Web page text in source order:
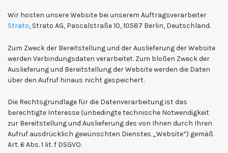
Wir hosten unsere Website bei unserem Auftragsverarbeiter
Strato, Strato AG, Pascalstraße 10, 10587 Berlin, Deutschland.
Zum Zweck der Bereitstellung und der Auslieferung der Website
werden Verbindungsdaten verarbeitet. Zum bloßen Zweck der
Auslieferung und Bereitstellung der Website werden die Daten
über den Aufruf hinaus nicht gespeichert.
Die Rechtsgrundlage für die Datenverarbeitung ist das
berechtigte Interesse (unbedingte technische Notwendigkeit
zur Bereitstellung und Auslieferung des von Ihnen durch Ihren
Aufruf ausdrücklich gewünschten Dienstes „Website“) gemäß
Art. 6 Abs. 1 lit. f DSGVO.